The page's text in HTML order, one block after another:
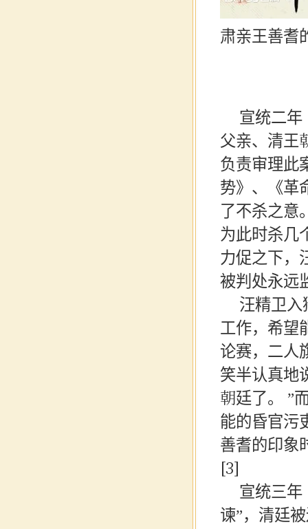
肃亲王善耆
宣统二年
父亲、清王
负责审理此
势》、《革
了不杀之意
为此时杀几
力促之下，
被判处永远
汪精卫入
工作，希望
论赛，二人
笑半认真地
朝廷了。 ”
能的昏官污
善耆的印象
[3]
宣统三年
谏”，清廷